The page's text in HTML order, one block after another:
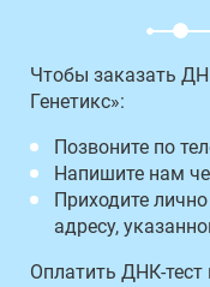
Чтобы заказать
Генетикс»:
Позвоните по
Напишите нам
Приходите
адресу,
Оплатить ДНК-